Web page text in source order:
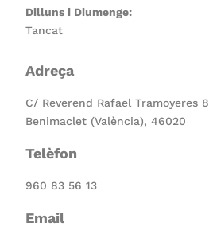
Dilluns i Diumenge:
Tancat
Adreça
C/ Reverend Rafael Tramoyeres 8
Benimaclet (València), 46020
Telèfon
960 83 56 13
Email